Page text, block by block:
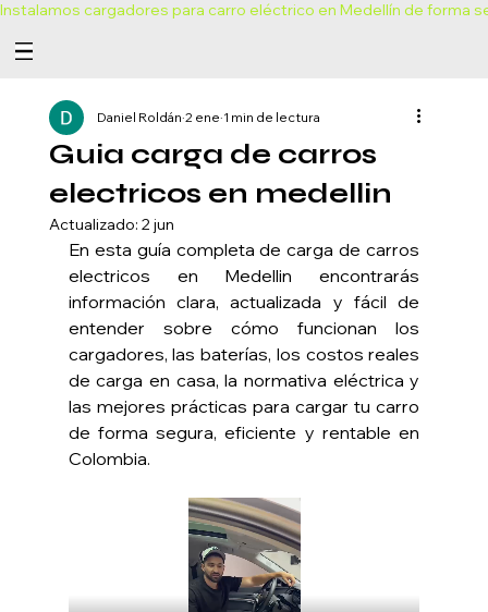
Instalamos cargadores para carro eléctrico en Medellín de forma
Guia carga de carros
electricos en medellin
Daniel Roldán 2 ene 1 min de lectura
Actualizado: 2 jun
En esta guía completa de carga de carros
electricos en Medellin encontrarás
información clara, actualizada y fácil de
entender sobre cómo funcionan los
cargadores, las baterías, los costos reales
de carga en casa, la normativa eléctrica y
las mejores prácticas para cargar tu carro
de forma segura, eficiente y rentable en
Colombia.